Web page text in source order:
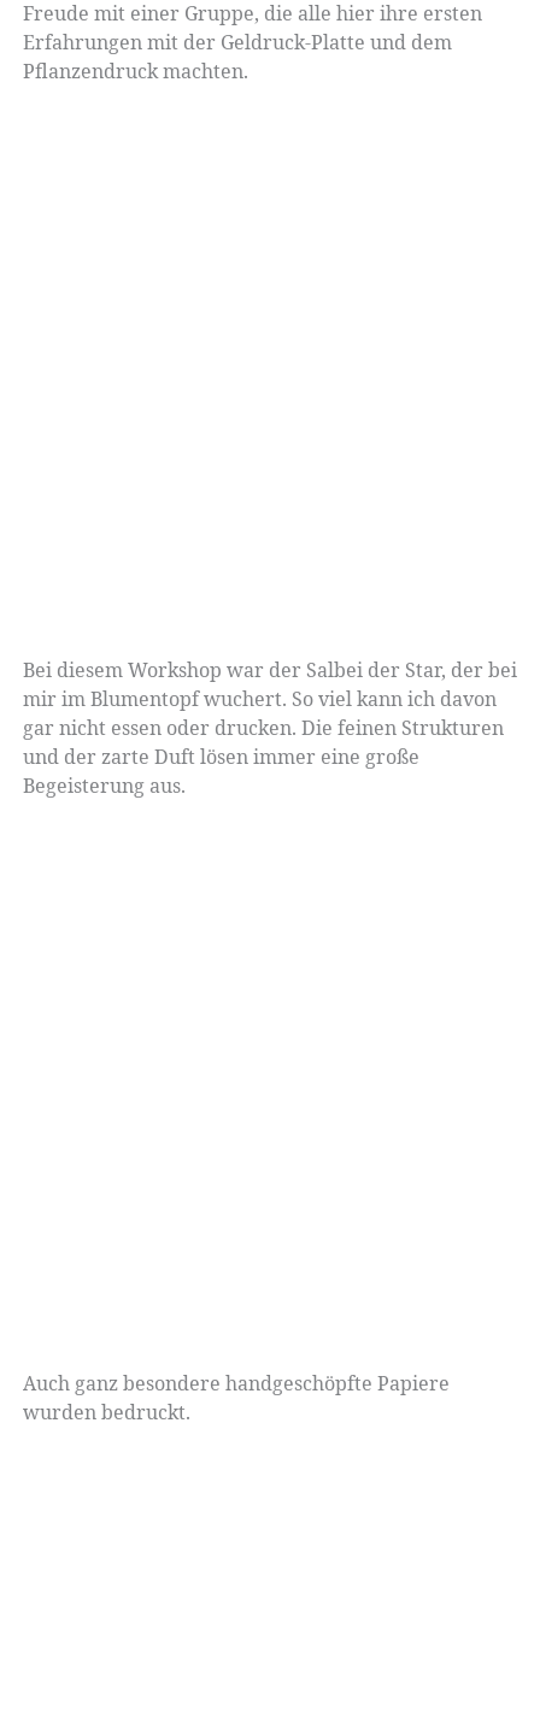
Freude mit einer Gruppe, die alle hier ihre ersten
Erfahrungen mit der Geldruck-Platte und dem
Pflanzendruck machten.
Bei diesem Workshop war der Salbei der Star, der bei
mir im Blumentopf wuchert. So viel kann ich davon
gar nicht essen oder drucken. Die feinen Strukturen
und der zarte Duft lösen immer eine große
Begeisterung aus.
Auch ganz besondere handgeschöpfte Papiere
wurden bedruckt.